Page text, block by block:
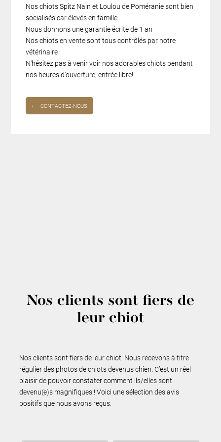
Nos chiots Spitz Nain et Loulou de Poméranie sont bien
socialisés car élevés en famille
Nous donnons une garantie écrite de 1 an
Nos chiots en vente sont tous contrôlés par notre
vétérinaire
N'hésitez pas à venir voir nos adorables chiots pendant
nos heures d'ouverture; entrée libre!
› CONTACTEZ-NOUS
Nos clients sont fiers de
leur chiot
Nos clients sont fiers de leur chiot. Nous recevons à titre
régulier des photos de chiots devenus chien. C’est un réel
plaisir de pouvoir constater comment ils/elles sont
devenu(e)s magnifiques!! Voici une sélection des avis
positifs que nous avons reçus.